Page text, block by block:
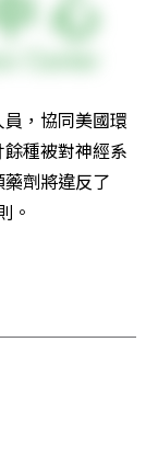
，協同美國環
種被對神經系
劑將違反了
。